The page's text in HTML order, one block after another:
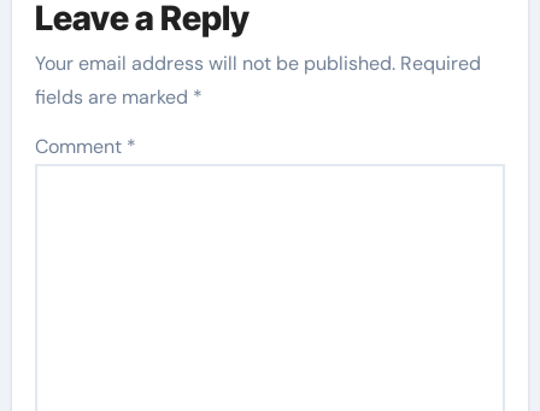
Leave a Reply
Your email address will not be published. Required
fields are marked *
Comment *